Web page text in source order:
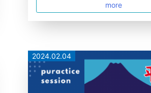
more
2024.02.04